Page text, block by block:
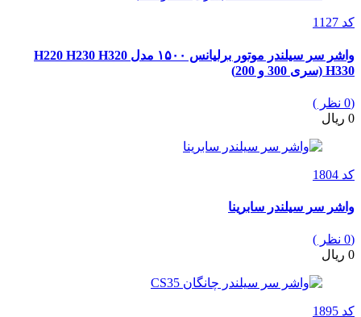
کد 1127
واشر سر سیلندر موتور برلیانس ۱۵۰۰ مدل H220 H230 H320
H330 (سری 300 و 200)
(0 نظر )
0 ریال
کد 1804
واشر سر سیلندر سابرینا
(0 نظر )
0 ریال
کد 1895